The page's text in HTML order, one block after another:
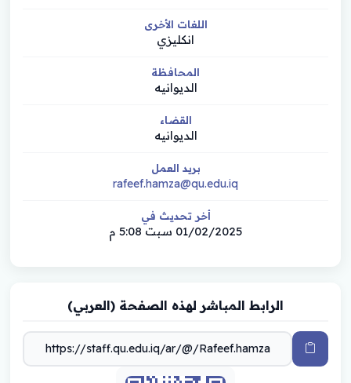
اللغات الأخرى
انكليزي
المحافظة
الديوانيه
القضاء
الديوانيه
بريد العمل
rafeef.hamza@qu.edu.iq
أخر تحديث في
01/02/2025 سبت 5:08 م
الرابط المباشر لهذه الصفحة (العربي)